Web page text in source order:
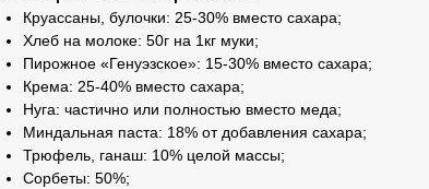
Круассаны, булочки: 25-30% вместо сахара;
Хлеб на молоке: 50г на 1кг муки;
Пирожное «Генуэзское»: 15-30% вместо сахара;
Крема: 25-40% вместо сахара;
Нуга: частично или полностью вместо меда;
Миндальная паста: 18% от добавления сахара;
Трюфель, ганаш: 10% целой массы;
Сорбеты: 50%;